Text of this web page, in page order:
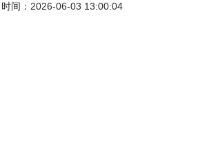
时间：2026-06-03 13:00:04